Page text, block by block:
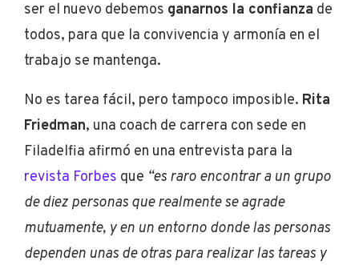
ser el nuevo debemos ganarnos la confianza de
todos, para que la convivencia y armonía en el
trabajo se mantenga.
No es tarea fácil, pero tampoco imposible. Rita
Friedman, una coach de carrera con sede en
Filadelfia afirmó en una entrevista para la
revista Forbes que “es raro encontrar a un grupo
de diez personas que realmente se agrade
mutuamente, y en un entorno donde las personas
dependen unas de otras para realizar las tareas y